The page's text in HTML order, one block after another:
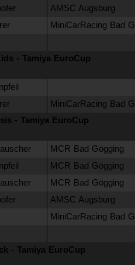
AMSC Augsburg
MiniCarRacing Bad
- Tamiya EuroCup
MiniCarRacing Bad
- Tamiya EuroCup
MCR Bad Gögging
MCR Bad Gögging
MCR Bad Gögging
AMSC Augsburg
MiniCarRacing Bad
- Tamiya EuroCup